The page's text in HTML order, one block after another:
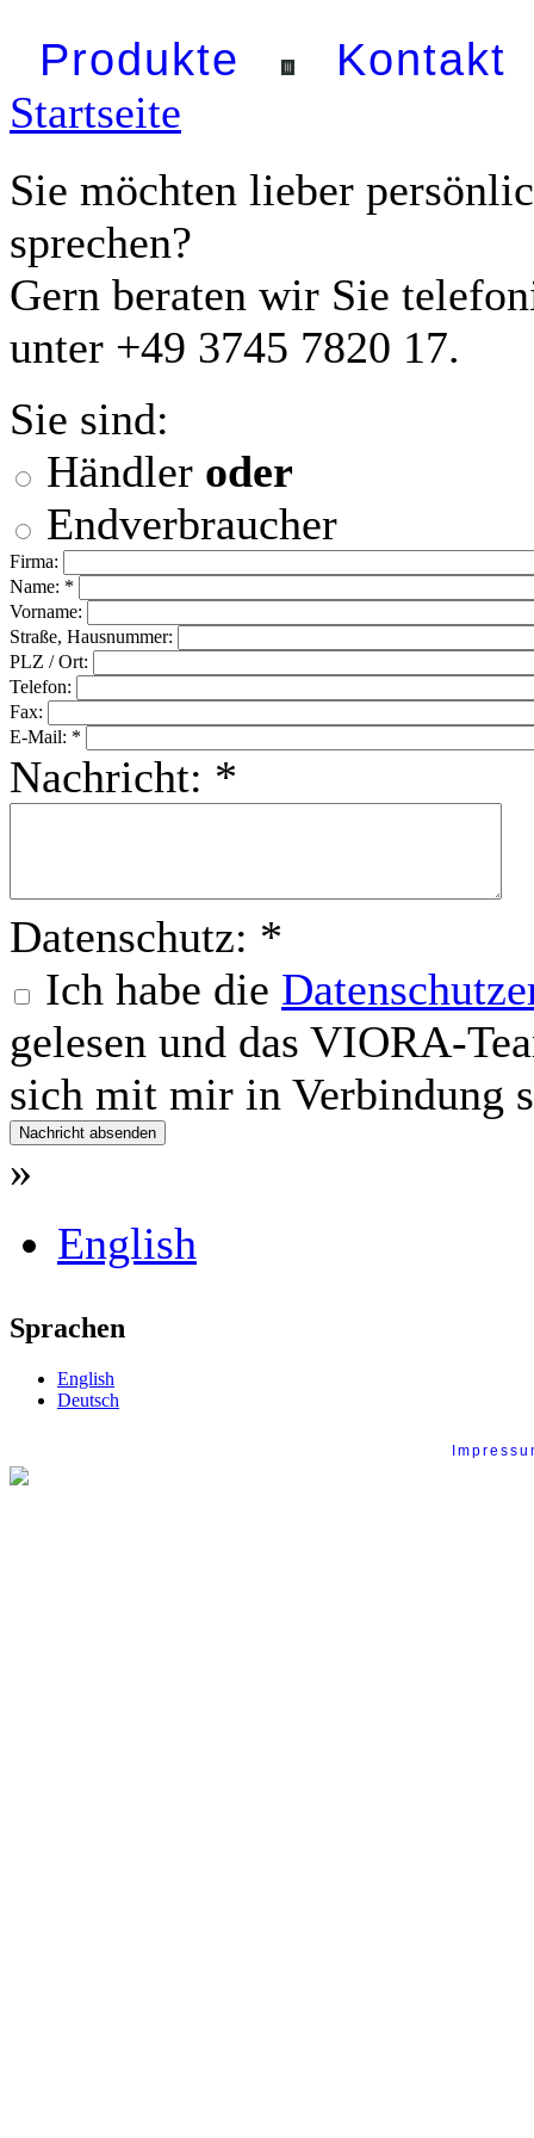
Produkte Kontakt
Startseite
Sie möchten lieber
sprechen?
Gern beraten wir Sie
unter +49 3745 7820 17.
Sie sind:
Händler oder
Endverbraucher
Firma:
Name: *
Vorname:
Straße, Hausnummer:
PLZ / Ort:
Telefon:
Fax:
E-Mail: *
Nachricht: *
Datenschutz: *
Ich habe die
gelesen und das VIORA-
sich mit mir in Verbindung
»
English
Sprachen
English
Deutsch